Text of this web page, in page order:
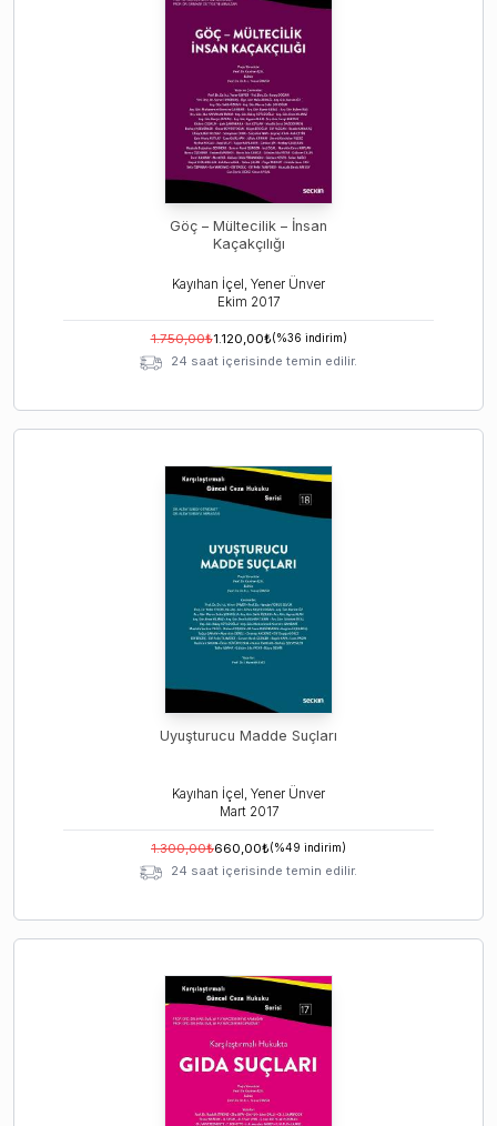
Göç – Mültecilik – İnsan
Kaçakçılığı
Kayıhan İçel, Yener Ünver
Ekim 2017
1.750,00₺1.120,00₺(%36 indirim)
24 saat içerisinde temin edilir.
Uyuşturucu Madde Suçları
Kayıhan İçel, Yener Ünver
Mart 2017
1.300,00₺660,00₺(%49 indirim)
24 saat içerisinde temin edilir.